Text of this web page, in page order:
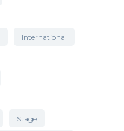
International
Stage